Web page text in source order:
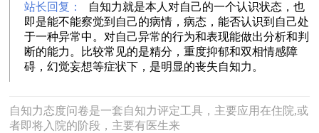
站长回复：
自知力就是本人对自己的一个认识状态，也
即是能不能察觉到自己的病情，病态，能否认识到自己处
于一种异常中。对自己异常的行为和表现能做出分析和判
断的能力。比较常见的是精分，重度抑郁和双相情感障
碍，幻觉妄想等症状下，是明显的丧失自知力。
自知力态度问卷是一套自知力评定工具，主要应用在住院,或
者即将入院的阶段，主要有医生来